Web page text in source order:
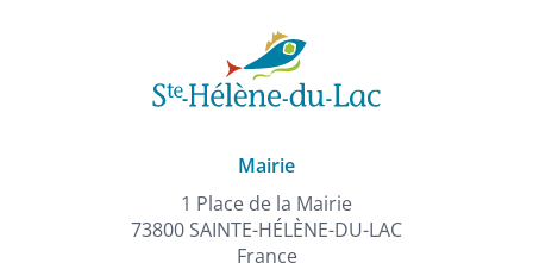
Mairie
1 Place de la Mairie
73800 SAINTE-HÉLÈNE-DU-LAC
France